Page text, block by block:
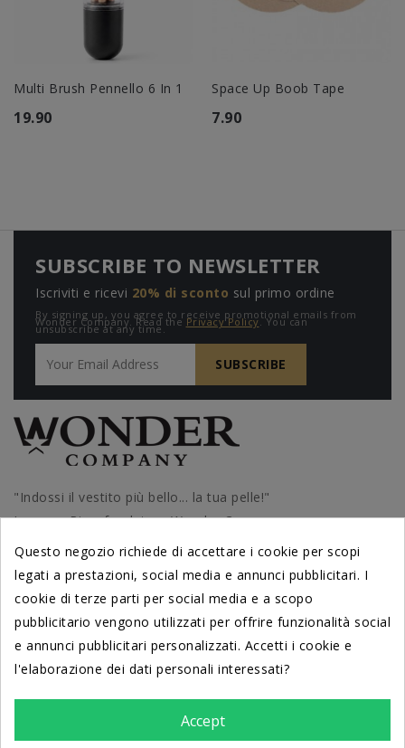
Multi Brush Pennello 6 In 1
19.90
Space Up Boob Tape
7.90
SUBSCRIBE TO NEWSLETTER
Iscriviti e ricevi 20% di sconto sul primo ordine
By signing up, you agree to receive promotional emails from
Wonder Company. Read the Privacy Policy. You can
unsubscribe at any time.
"Indossi il vestito più bello... la tua pelle!"
Lorenzo Riva, fondatore Wonder Company
PRODOTTI
DERMATOLOGICAMENTE TESTATI
Questo negozio richiede di accettare i cookie per scopi
legati a prestazioni, social media e annunci pubblicitari. I
cookie di terze parti per social media e a scopo
pubblicitario vengono utilizzati per offrire funzionalità social
e annunci pubblicitari personalizzati. Accetti i cookie e
l'elaborazione dei dati personali interessati?
Accept